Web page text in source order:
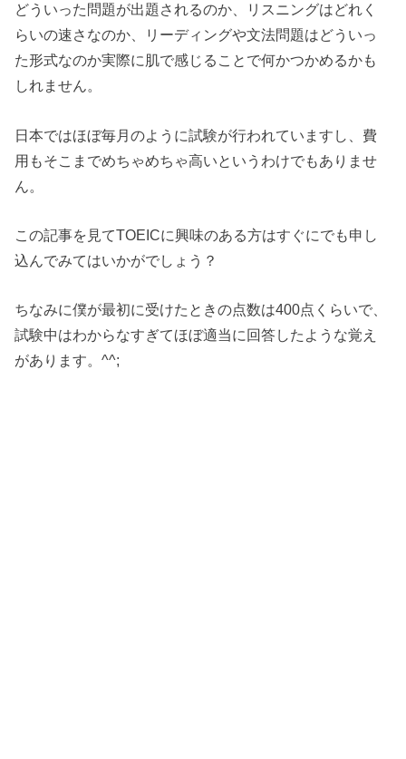
どういった問題が出題されるのか、リスニングはどれく
らいの速さなのか、リーディングや文法問題はどういっ
た形式なのか実際に肌で感じることで何かつかめるかも
しれません。
日本ではほぼ毎月のように試験が行われていますし、費
用もそこまでめちゃめちゃ高いというわけでもありませ
ん。
この記事を見てTOEICに興味のある方はすぐにでも申し
込んでみてはいかがでしょう？
ちなみに僕が最初に受けたときの点数は400点くらいで、
試験中はわからなすぎてほぼ適当に回答したような覚え
があります。^^;